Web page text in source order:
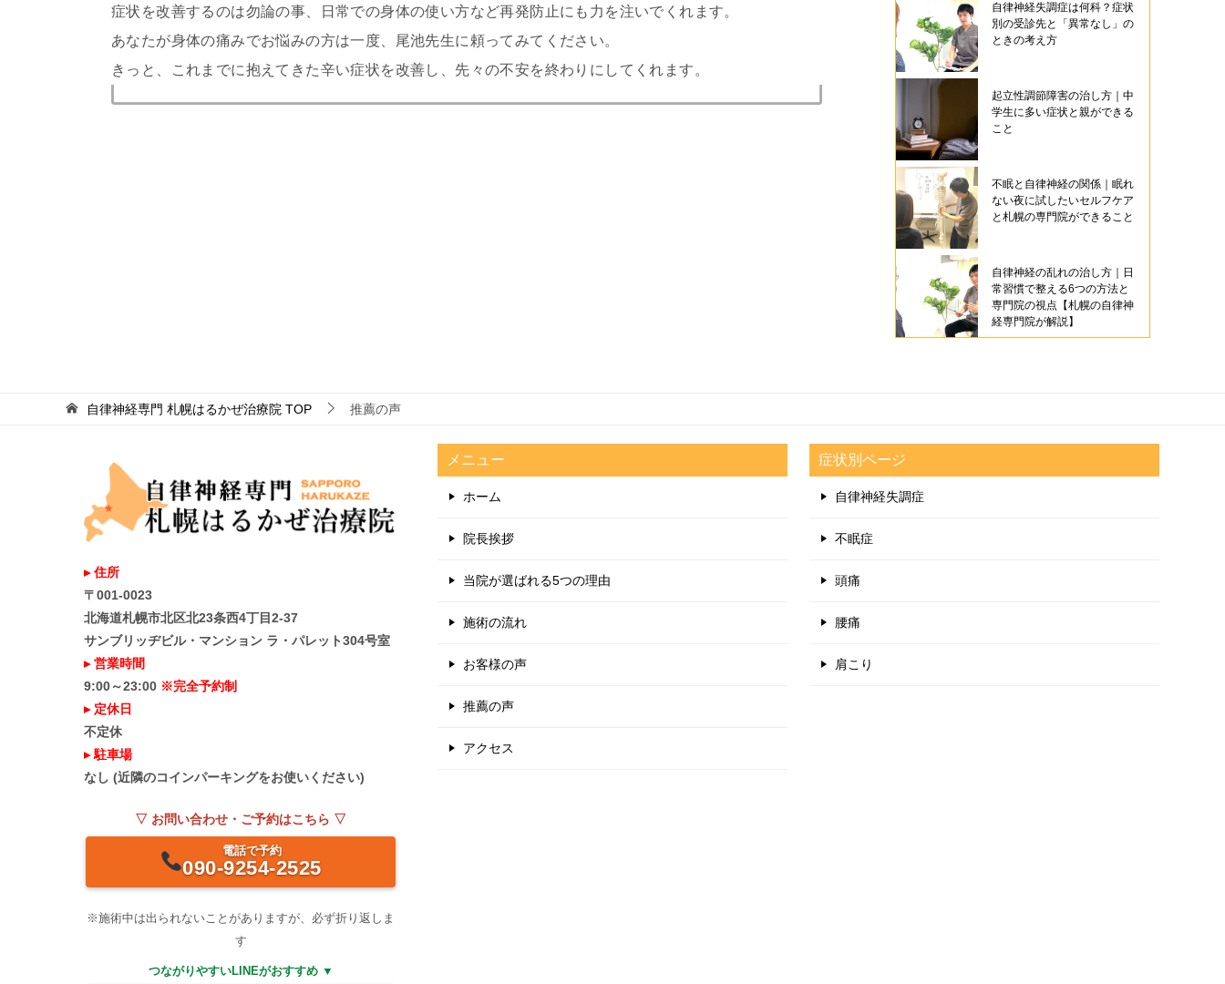
症状を改善するのは勿論の事、日常での身体の使い方など再発防止にも力を注いでくれます。
あなたが身体の痛みでお悩みの方は一度、尾池先生に頼ってみてください。
きっと、これまでに抱えてきた辛い症状を改善し、先々の不安を終わりにしてくれます。
自律神経失調症は何科？症状
別の受診先と「異常なし」の
ときの考え方
起立性調節障害の治し方｜中
学生に多い症状と親ができる
こと
不眠と自律神経の関係｜眠れ
ない夜に試したいセルフケア
と札幌の専門院ができること
自律神経の乱れの治し方｜日
常習慣で整える6つの方法と
専門院の視点【札幌の自律神
経専門院が解説】
自律神経専門 札幌はるかぜ治療院 TOP 推薦の声
▸ 住所
〒001-0023
北海道札幌市北区北23条西4丁目2-37
サンブリッヂビル・マンション ラ・パレット304号室
▸ 営業時間
9:00～23:00 ※完全予約制
▸ 定休日
不定休
▸ 駐車場
なし (近隣のコインパーキングをお使いください)
▽ お問い合わせ・ご予約はこちら ▽
電話で予約
090-9254-2525
※施術中は出られないことがありますが、必ず折り返しま
す
つながりやすいLINEがおすすめ ▼
メニュー
ホーム
院長挨拶
当院が選ばれる5つの理由
施術の流れ
お客様の声
推薦の声
アクセス
症状別ページ
自律神経失調症
不眠症
頭痛
腰痛
肩こり